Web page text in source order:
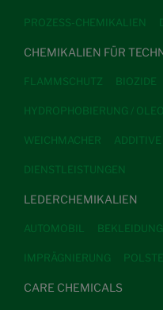
PROZESS-CHEMIKALIEN
CHEMIKALIEN FÜR
FLAMMSCHUTZ BIOZIDE
HYDROPHOBIERUNG /
WEICHMACHER
DIENSTLEISTUNGEN
LEDERCHEMIKALIEN
AUTOMOBIL BEKLEIDUNG
IMPRÄGNIERUNG
CARE CHEMICALS